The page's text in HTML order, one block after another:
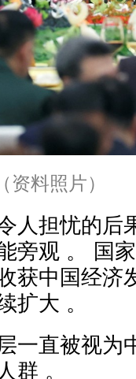
（资料照片）
担忧的后
旁观 。 国
获中国经济
扩大 。
直被视为
群 。